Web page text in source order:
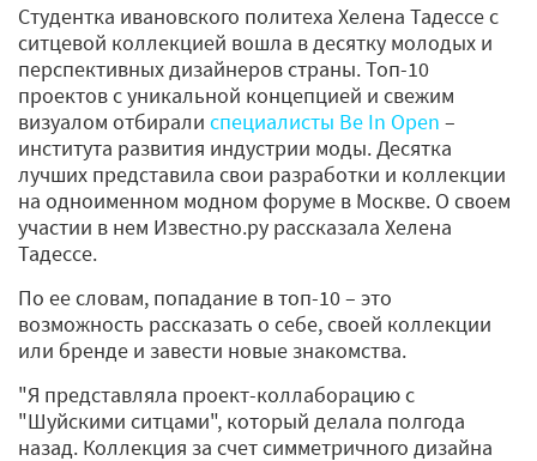
Студентка ивановского политеха Хелена Тадессе с
ситцевой коллекцией вошла в десятку молодых и
перспективных дизайнеров страны. Топ-10
проектов с уникальной концепцией и свежим
визуалом отбирали специалисты Be In Open –
института развития индустрии моды. Десятка
лучших представила свои разработки и коллекции
на одноименном модном форуме в Москве. О своем
участии в нем Известно.ру рассказала Хелена
Тадессе.
По ее словам, попадание в топ-10 – это
возможность рассказать о себе, своей коллекции
или бренде и завести новые знакомства.
"Я представляла проект-коллаборацию с
"Шуйскими ситцами", который делала полгода
назад. Коллекция за счет симметричного дизайна